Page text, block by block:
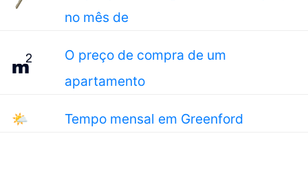
no mês de
O preço de compra de um
apartamento
🌤 Tempo mensal em Greenford